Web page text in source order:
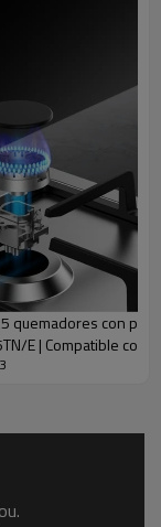
quemadores con
E | Compatible con